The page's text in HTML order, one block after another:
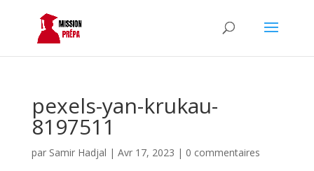
pexels-yan-krukau-
8197511
par Samir Hadjal | Avr 17, 2023 | 0 commentaires